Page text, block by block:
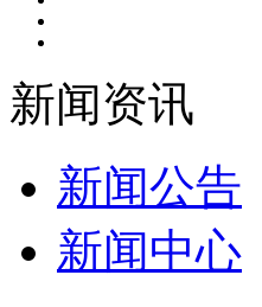
新闻资讯
新闻公告
新闻中心